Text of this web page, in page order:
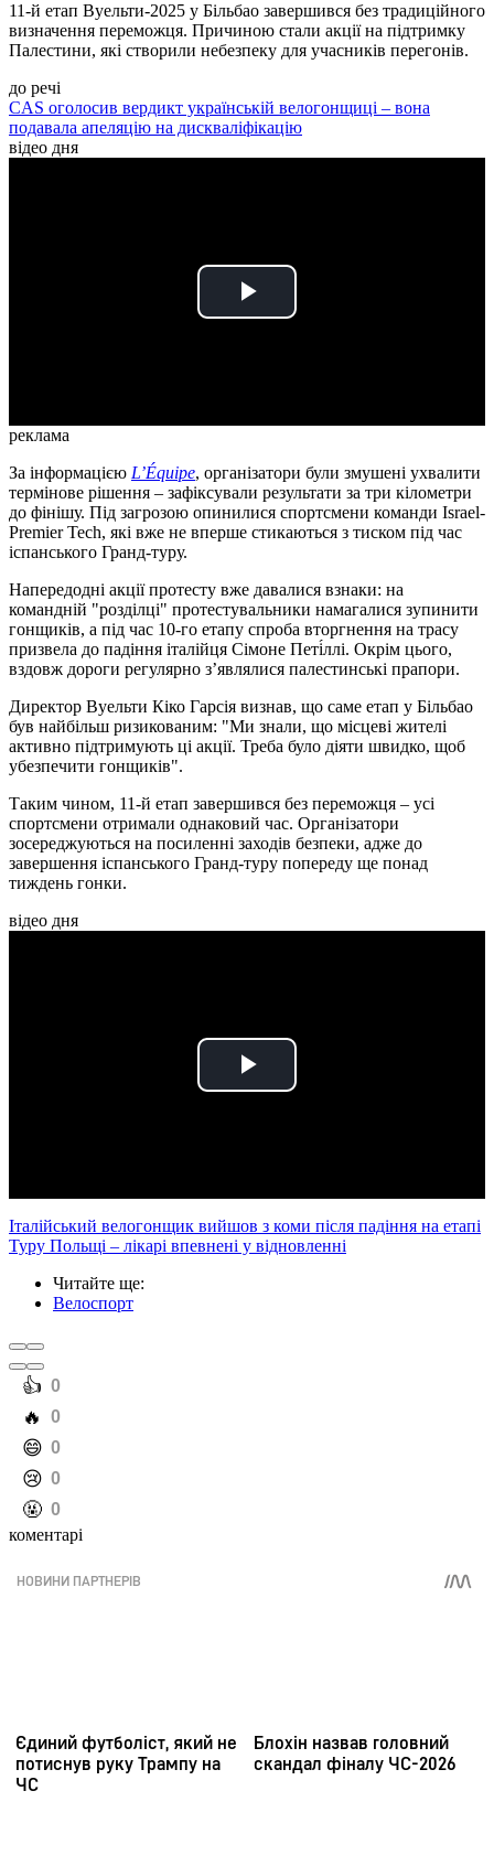
11-й етап Вуельти-2025 у Більбао завершився без традиційного
визначення переможця. Причиною стали акції на підтримку
Палестини, які створили небезпеку для учасників перегонів.
до речі
CAS оголосив вердикт українській велогонщиці – вона
подавала апеляцію на дискваліфікацію
відео дня
Play
реклама
За інформацією L’Équipe, організатори були змушені ухвалити
термінове рішення – зафіксували результати за три кілометри
до фінішу. Під загрозою опинилися спортсмени команди Israel-
Premier Tech, які вже не вперше стикаються з тиском під час
іспанського Гранд-туру.
Напередодні акції протесту вже давалися взнаки: на
командній "розділці" протестувальники намагалися зупинити
гонщиків, а під час 10-го етапу спроба вторгнення на трасу
призвела до падіння італійця Сімоне Петі́ллі. Окрім цього,
вздовж дороги регулярно з’являлися палестинські прапори.
Директор Вуельти Кіко Гарсія визнав, що саме етап у Більбао
був найбільш ризикованим: "Ми знали, що місцеві жителі
активно підтримують ці акції. Треба було діяти швидко, щоб
убезпечити гонщиків".
Таким чином, 11-й етап завершився без переможця – усі
спортсмени отримали однаковий час. Організатори
зосереджуються на посиленні заходів безпеки, адже до
завершення іспанського Гранд-туру попереду ще понад
тиждень гонки.
відео дня
Play
Італійський велогонщик вийшов з коми після падіння на етапі
Туру Польщі – лікарі впевнені у відновленні
Читайте ще:
Велоспорт
️👍 0
️🔥 0
️😄 0
️😢 0
️🤬 0
коментарі